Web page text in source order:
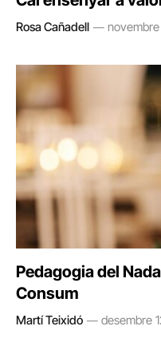
Rosa Cañadell
Pedagogia del
Consum
Martí Teixidó desembre